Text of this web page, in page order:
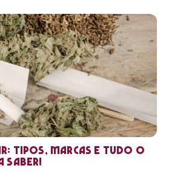
tipos, marcas e tudo o
saber!